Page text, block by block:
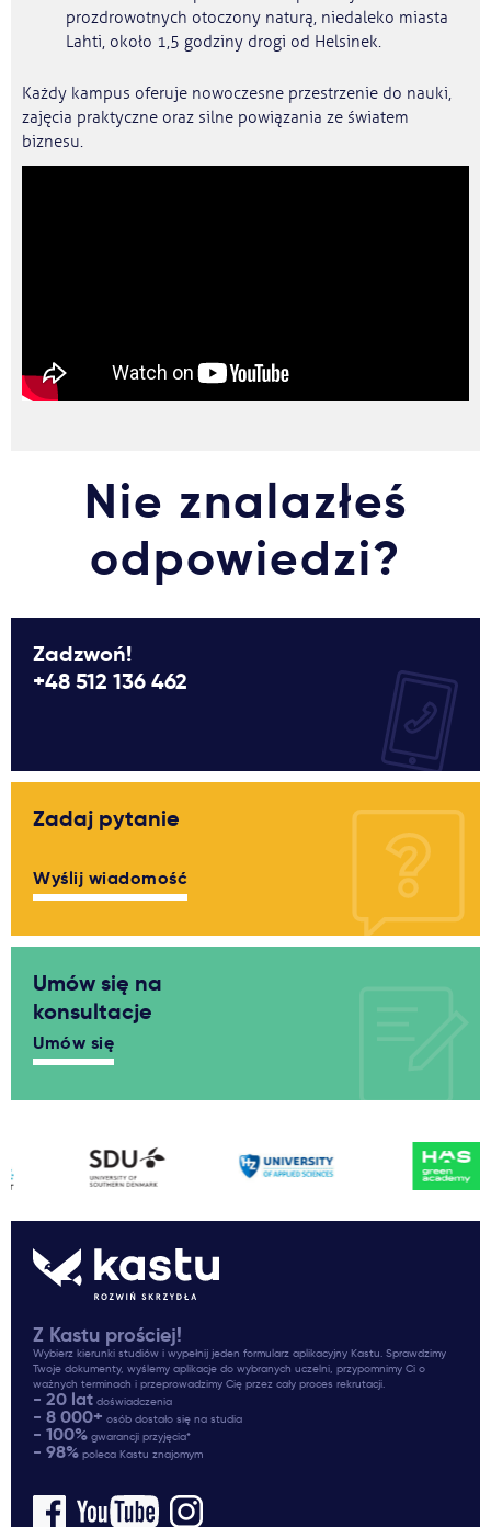
prozdrowotnych otoczony naturą, niedaleko miasta
Lahti, około 1,5 godziny drogi od Helsinek.
Każdy kampus oferuje nowoczesne przestrzenie do nauki,
zajęcia praktyczne oraz silne powiązania ze światem
biznesu.
Nie znalazłeś
odpowiedzi?
Zadzwoń!
+48 512 136 462
Zadaj pytanie
Wyślij wiadomość
Umów się na
konsultacje
Umów się
Z Kastu prościej!
Wybierz kierunki studiów i wypełnij jeden formularz aplikacyjny Kastu. Sprawdzimy
Twoje dokumenty, wyślemy aplikacje do wybranych uczelni, przypomnimy Ci o
ważnych terminach i przeprowadzimy Cię przez cały proces rekrutacji.
- 20 lat doświadczenia
- 8 000+ osób dostało się na studia
- 100% gwarancji przyjęcia*
- 98% poleca Kastu znajomym